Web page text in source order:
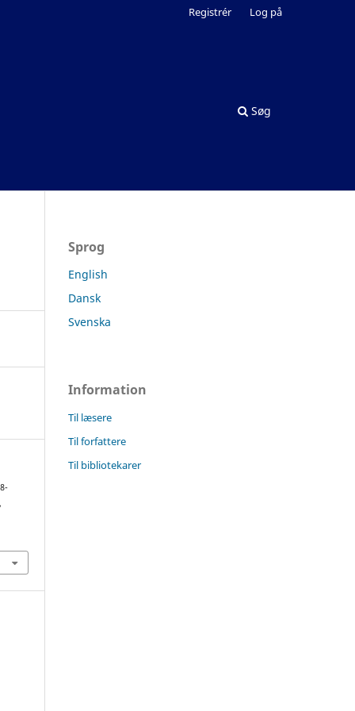
Søg
Registrér Log på
,
Sprog
English
Dansk
Svenska
Information
Til læsere
Til forfattere
Til bibliotekarer